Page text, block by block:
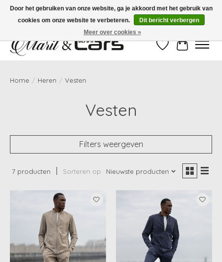
Gratis verzending vanaf €99,- | Voor 16:00 uur besteld, vandaag verzonden!
Verlanglijst
Home / Heren / Vesten
Vesten
Filters weergeven
7 producten Sorteren op Nieuwste producten
Door het gebruiken van onze website, ga je akkoord met het gebruik van
cookies om onze website te verbeteren.
Dit bericht verbergen
Meer over cookies »